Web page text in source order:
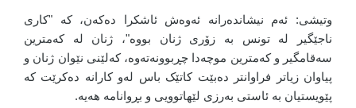
وتیشی: ئەم نیشاندەرانە ئەوەش ئاشکرا دەکەن، کە "کاری
ناجێگیر لە تونس بە زۆری ژنان بووە"، ژنان لە کەمترین
سەقامگیر و کەمترین موچەدا چڕبوونەتەوە، کەلێنی نێوان ژنان و
پیاوان زیاتر فراوانتر دەبێت کاتێک باس لەو کارانە دەکرێت کە
پێویستیان بە ئاستی بەرزی لێهاتوویی و بڕوانامە هەیە.